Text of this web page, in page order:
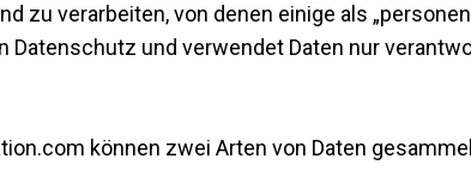
zu verarbeiten, von denen einige als
Datenschutz und verwendet Daten nur
können zwei Arten von Daten